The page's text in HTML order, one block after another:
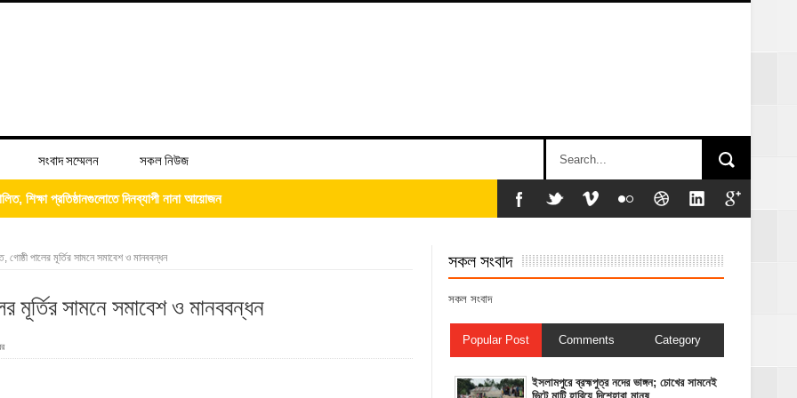
সংবাদ সম্মেলন সকল নিউজ
শুভ উদ্বোধন
মাটি হারিয়ে দিশেহারা মানুষ
পালের মূর্তির সামনে সমাবেশ ও মানববন্ধন
মূর্তির সামনে সমাবেশ ও মানববন্ধন
সকল সংবাদ
সকল সংবাদ
Popular Post Comments Category
ইসলামপুরে ব্রহ্মপুত্র নদের ভাঙ্গন; চোখের সামনেই